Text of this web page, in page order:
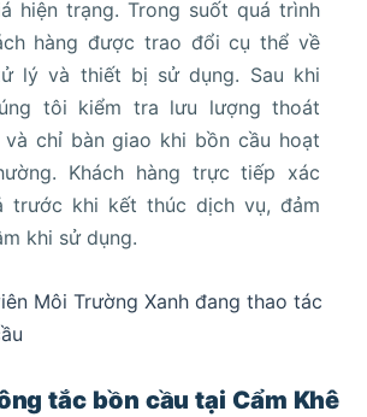
hiện trạng. Trong suốt quá trình
hàng được trao đổi cụ thể về
lý và thiết bị sử dụng. Sau khi
tôi kiểm tra lưu lượng thoát
chỉ bàn giao khi bồn cầu hoạt
Khách hàng trực tiếp xác
trước khi kết thúc dịch vụ, đảm
khi sử dụng.
Môi Trường Xanh đang thao tác
tắc bồn cầu tại Cẩm Khê